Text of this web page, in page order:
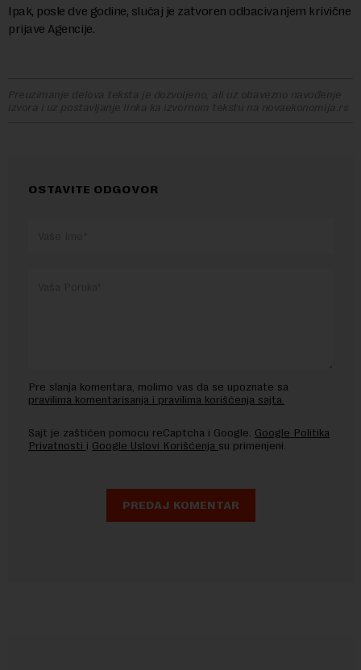
Ipak, posle dve godine, slučaj je zatvoren odbacivanjem krivične
prijave Agencije.
Preuzimanje delova teksta je dozvoljeno, ali uz obavezno navođenje
izvora i uz postavljanje linka ka izvornom tekstu na novaekonomija.rs
OSTAVITE ODGOVOR
Pre slanja komentara, molimo vas da se upoznate sa
pravilima komentarisanja i pravilima korišćenja sajta.
Sajt je zaštićen pomocu reCaptcha i Google. Google Politika
Privatnosti i Google Uslovi Korišćenja su primenjeni.